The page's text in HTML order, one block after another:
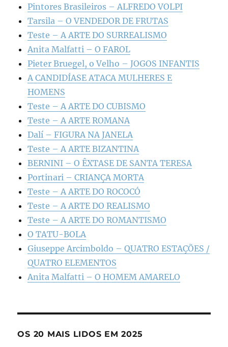
Pintores Brasileiros – ALFREDO VOLPI
Tarsila – O VENDEDOR DE FRUTAS
Teste – A ARTE DO SURREALISMO
Anita Malfatti – O FAROL
Pieter Bruegel, o Velho – JOGOS INFANTIS
A CANDIDÍASE ATACA MULHERES E
HOMENS
Teste – A ARTE DO CUBISMO
Teste – A ARTE ROMANA
Dalí – FIGURA NA JANELA
Teste – A ARTE BIZANTINA
BERNINI – O ÊXTASE DE SANTA TERESA
Portinari – CRIANÇA MORTA
Teste – A ARTE DO ROCOCÓ
Teste – A ARTE DO REALISMO
Teste – A ARTE DO ROMANTISMO
O TATU-BOLA
Giuseppe Arcimboldo – QUATRO ESTAÇÕES /
QUATRO ELEMENTOS
Anita Malfatti – O HOMEM AMARELO
OS 20 MAIS LIDOS EM 2025